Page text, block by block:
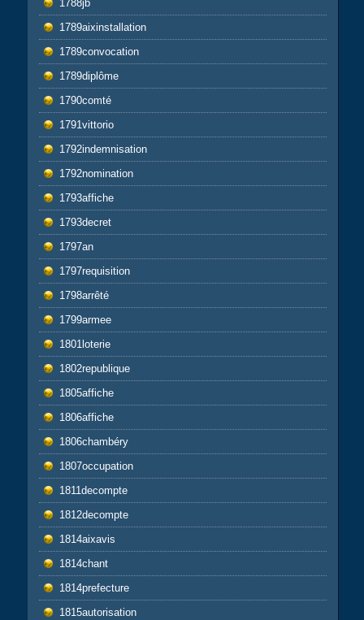
1788jb
1789aixinstallation
1789convocation
1789diplôme
1790comté
1791vittorio
1792indemnisation
1792nomination
1793affiche
1793decret
1797an
1797requisition
1798arrêté
1799armee
1801loterie
1802republique
1805affiche
1806affiche
1806chambéry
1807occupation
1811decompte
1812decompte
1814aixavis
1814chant
1814prefecture
1815autorisation